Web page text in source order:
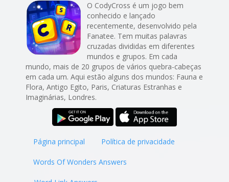
O CodyCross é um jogo bem
conhecido e lançado
recentemente, desenvolvido pela
Fanatee. Tem muitas palavras
cruzadas divididas em diferentes
mundos e grupos. Em cada
mundo, mais de 20 grupos de vários quebra-cabeças
em cada um. Aqui estão alguns dos mundos: Fauna e
Flora, Antigo Egito, Paris, Criaturas Estranhas e
Imaginárias, Londres.
Página principal Política de privacidade
Words Of Wonders Answers